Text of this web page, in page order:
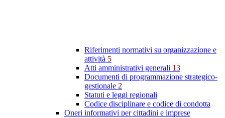
Riferimenti normativi su organizzazione e
attività 5
Atti amministrativi generali 13
Documenti di programmazione strategico-
gestionale 2
Statuti e leggi regionali
Codice disciplinare e codice di condotta
Oneri informativi per cittadini e imprese